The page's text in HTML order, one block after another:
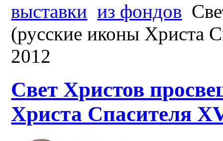
выставки из фондов
(русские иконы Христа
2012
Свет Христов
Христа Спасителя